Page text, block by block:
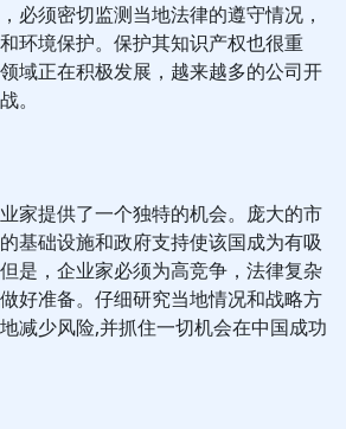
必须密切监测当地法律的遵守情况，
环境保护。保护其知识产权也很重
域正在积极发展，越来越多的公司开
。
家提供了一个独特的机会。庞大的市
基础设施和政府支持使该国成为有吸
是，企业家必须为高竞争，法律复杂
好准备。仔细研究当地情况和战略方
减少风险,并抓住一切机会在中国成功